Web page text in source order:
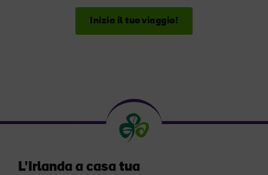
Inizia il tuo viaggio!
L'Irlanda a casa tua